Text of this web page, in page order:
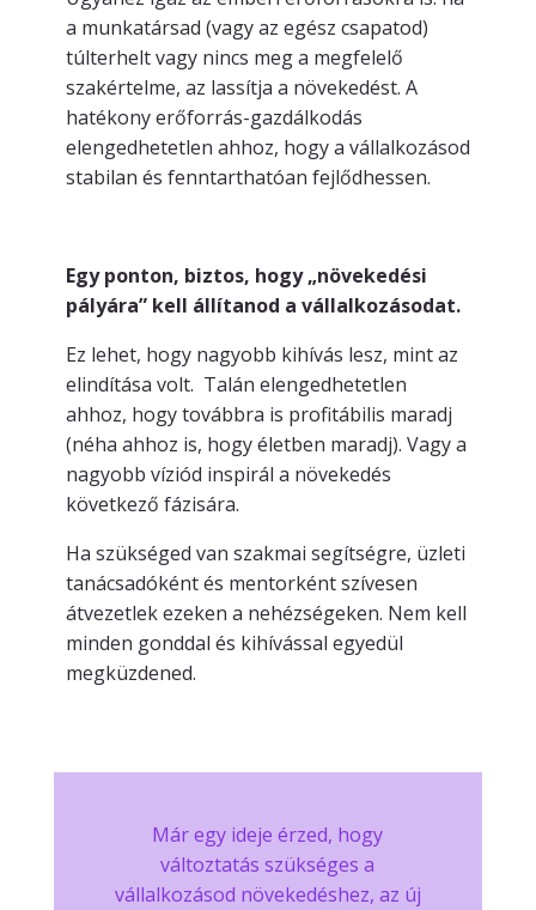
a munkatársad (vagy az egész csapatod)
túlterhelt vagy nincs meg a megfelelő
szakértelme, az lassítja a növekedést. A
hatékony erőforrás-gazdálkodás
elengedhetetlen ahhoz, hogy a vállalkozásod
stabilan és fenntarthatóan fejlődhessen.
Egy ponton, biztos, hogy „növekedési
pályára” kell állítanod a vállalkozásodat.
Ez lehet, hogy nagyobb kihívás lesz, mint az
elindítása volt. Talán elengedhetetlen
ahhoz, hogy továbbra is profitábilis maradj
(néha ahhoz is, hogy életben maradj). Vagy a
nagyobb víziód inspirál a növekedés
következő fázisára.
Ha szükséged van szakmai segítségre, üzleti
tanácsadóként és mentorként szívesen
átvezetlek ezeken a nehézségeken. Nem kell
minden gonddal és kihívással egyedül
megküzdened.
Már egy ideje érzed, hogy
változtatás szükséges a
vállalkozásod növekedéshez, az új